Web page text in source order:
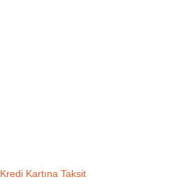
Kredi Kartına Taksit